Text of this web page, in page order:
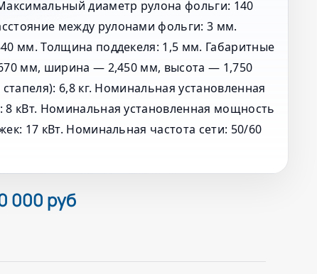
диаметр рулона фольги: 140
между рулонами фольги: 3 мм.
мм. Толщина поддекеля: 1,5 мм. Габаритные
мм, ширина — 2,450 мм, высота — 1,750
6,8 кг. Номинальная установленная
8 кВт. Номинальная установленная мощность
17 кВт. Номинальная частота сети: 50/60
000 руб